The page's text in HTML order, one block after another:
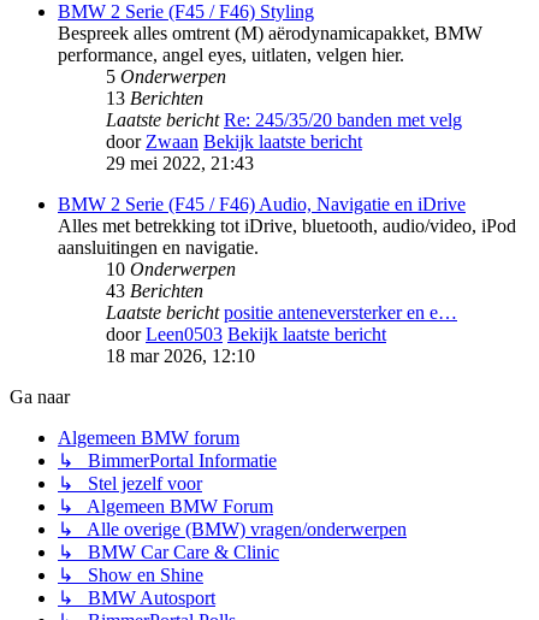
BMW 2 Serie (F45 / F46) Styling
Bespreek alles omtrent (M) aërodynamicapakket, BMW
performance, angel eyes, uitlaten, velgen hier.
5 Onderwerpen
13 Berichten
Laatste bericht Re: 245/35/20 banden met velg
doorZwaan Bekijk laatste bericht
29 mei 2022, 21:43
BMW 2 Serie (F45 / F46) Audio, Navigatie en iDrive
Alles met betrekking tot iDrive, bluetooth, audio/video, iPod
aansluitingen en navigatie.
10 Onderwerpen
43 Berichten
Laatste bericht positie anteneversterker en e…
doorLeen0503 Bekijk laatste bericht
18 mar 2026, 12:10
Ga naar
Algemeen BMW forum
↳ BimmerPortal Informatie
↳ Stel jezelf voor
↳ Algemeen BMW Forum
↳ Alle overige (BMW) vragen/onderwerpen
↳ BMW Car Care & Clinic
↳ Show en Shine
↳ BMW Autosport